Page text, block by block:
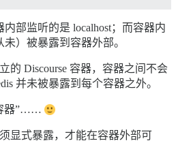
部监听的是 localhost；而容器内
未）被暴露到容器外部。
的 Discourse 容器，容器之间不会
并未被暴露到每个容器之外。
器”……
显式暴露，才能在容器外部可